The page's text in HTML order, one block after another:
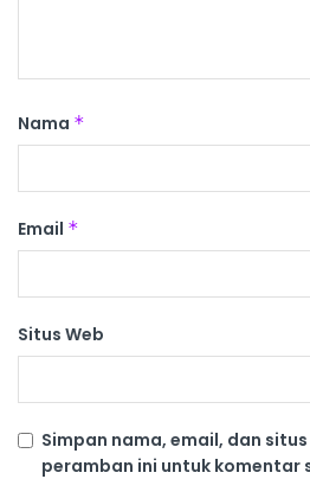
Nama *
Email *
Situs Web
Simpan nama, email, dan
peramban ini untuk komentar